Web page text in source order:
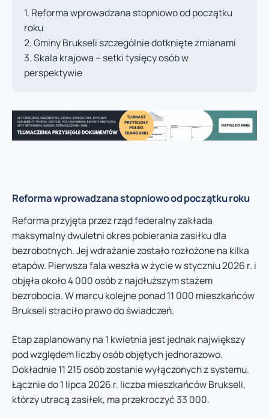
Reforma wprowadzana stopniowo od początku
roku
Gminy Brukseli szczególnie dotknięte zmianami
Skala krajowa – setki tysięcy osób w
perspektywie
Reforma wprowadzana stopniowo od początku roku
Reforma przyjęta przez rząd federalny zakłada
maksymalny dwuletni okres pobierania zasiłku dla
bezrobotnych. Jej wdrażanie zostało rozłożone na kilka
etapów. Pierwsza fala weszła w życie w styczniu 2026 r. i
objęła około 4 000 osób z najdłuższym stażem
bezrobocia. W marcu kolejne ponad 11 000 mieszkańców
Brukseli straciło prawo do świadczeń.
Etap zaplanowany na 1 kwietnia jest jednak największy
pod względem liczby osób objętych jednorazowo.
Dokładnie 11 215 osób zostanie wyłączonych z systemu.
Łącznie do 1 lipca 2026 r. liczba mieszkańców Brukseli,
którzy utracą zasiłek, ma przekroczyć 33 000.